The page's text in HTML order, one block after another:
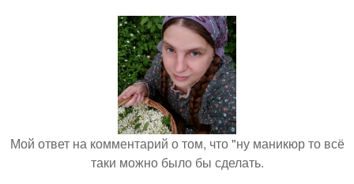
Мой ответ на комментарий о том, что "ну маникюр то всё
таки можно было бы сделать.